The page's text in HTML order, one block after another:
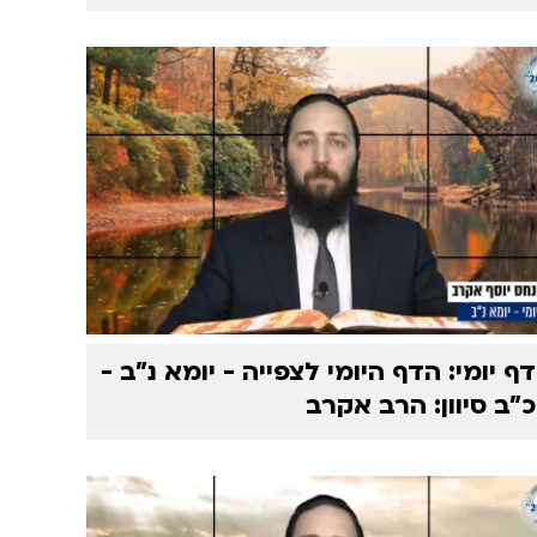
דף יומי: הדף היומי לצפייה - יומא נ"ב -
כ"ב סיוון: הרב אקרב